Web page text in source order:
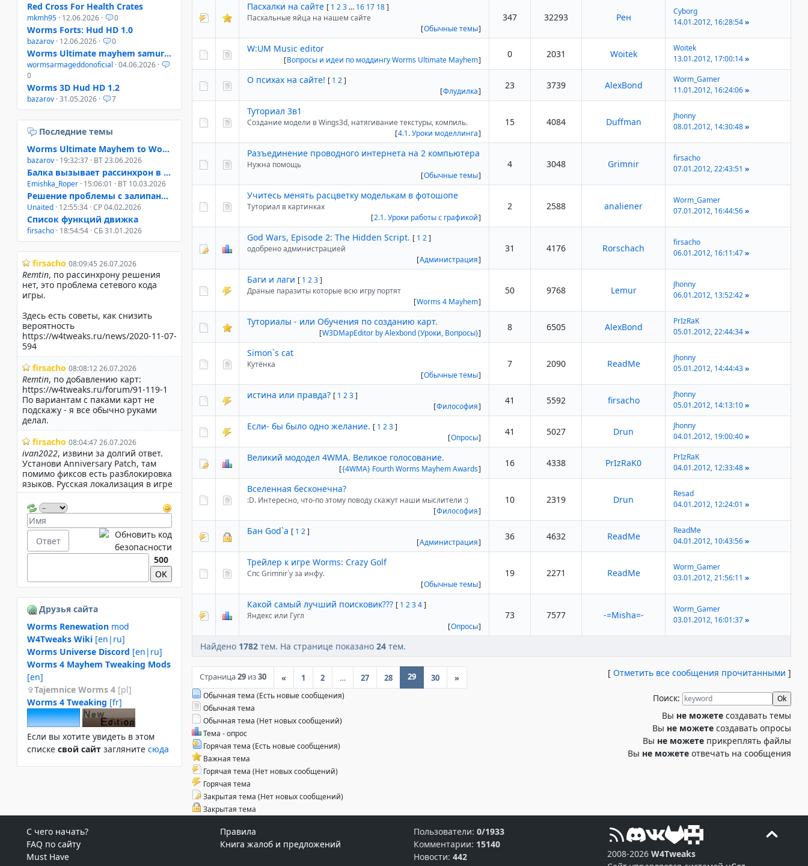
Пасхалки на сайте [ 1 23 … 16 17 18]
Пасхальные яйца на нашем сайте
[Обычные темы]
347 32293 Рен
Cyborg
14.01.2012, 16:28:54»
W:UM Music editor
[Вопросы и идеи по моддингу Worms Ultimate Mayhem]
0 2031 Woitek
Woitek
13.01.2012, 17:00:14»
О психах на сайте! [ 1 2]
[Флудилка]
23 3739 AlexBond
Worm_Gamer
11.01.2012, 16:24:06»
Туториал 3в1
Создание модели в Wings3d, натягивание текстуры, компиль.
[4.1. Уроки моделлинга]
15 4084 Duffman
Jhonny
08.01.2012, 14:30:48»
Разъединение проводного интернета на 2 компьютера
Нужна помощь
[Обычные темы]
4 3048 Grimnir
firsacho
07.01.2012, 22:43:51 »
Учитесь менять расцветку моделькам в фотошопе
Туториал в картинках
[2.1. Уроки работы с графикой]
2 2588 analiener
Worm_Gamer
07.01.2012, 16:44:56»
God Wars, Episode 2: The Hidden Script. [ 1 2]
одобрено администрацией
[Администрация]
31 4176 Rorschach
firsacho
06.01.2012, 16:11:47»
Баги и лаги [ 1 23]
Драные паразиты которые всю игру портят
[Worms 4 Mayhem]
50 9768 Lemur
Jhonny
06.01.2012, 13:52:42»
Туториалы - или Обучения по созданию карт.
[W3DMapEditor by Alexbond (Уроки, Вопросы)]
8 6505 AlexBond
PrIzRaK
05.01.2012, 22:44:34»
Simon`s cat
Кутёнка
[Обычные темы]
7 2090 ReadMe
Jhonny
05.01.2012, 14:44:43»
истина или правда? [ 1 23]
[Философия]
41 5592 firsacho
Jhonny
05.01.2012, 14:13:10»
Если- бы было одно желание. [ 1 23]
[Опросы]
41 5027 Drun
Jhonny
04.01.2012, 19:00:40»
Великий мододел 4WMA. Великое голосование.
[{4WMA} Fourth Worms Mayhem Awards]
16 4338 PrIzRaK0
PrIzRaK
04.01.2012, 12:33:48»
Вселенная бесконечна?
:D. Интересно, что-по этому поводу скажут наши мыслители :)
[Философия]
10 2319 Drun
Resad
04.01.2012, 12:24:01 »
Бан God`a [ 1 2]
[Администрация]
36 4632 ReadMe
ReadMe
04.01.2012, 10:43:56»
Трейлер к игре Worms: Crazy Golf
Спс Grimnir`у за инфу.
[Обычные темы]
19 2271 ReadMe
Worm_Gamer
03.01.2012, 21:56:11 »
Какой самый лучший поисковик??? [ 1 234]
Яндекс или Гугл
[Опросы]
73 7577 -=Misha=-
Worm_Gamer
03.01.2012, 16:01:37»
Найдено 1782 тем. На странице показано 24 тем.
Страница29 из30 « 1 2 … 27 28 29 30 » [ Отметить все сообщения прочитанными ]
Обычная тема (Есть новые сообщения)
Обычная тема
Обычная тема (Нет новых сообщений)
Тема - опрос
Горячая тема (Есть новые сообщения)
Важная тема
Горячая тема (Нет новых сообщений)
Горячая тема
Закрытая тема (Нет новых сообщений)
Закрытая тема
Поиск:
Вы не можете создавать темы
Вы не можете создавать опросы
Вы не можете прикреплять файлы
Вы не можете отвечать на сообщения
Red Cross For Health Crates
mkmh95 · 12.06.2026 · 0
Worms Forts: Hud HD 1.0
bazarov · 12.06.2026 · 0
Worms Ultimate mayhem samurai helmet
wormsarmageddonoficial · 04.06.2026 ·
0
Worms 3D Hud HD 1.2
bazarov · 31.05.2026 · 7
Последние темы
Worms Ultimate Mayhem to Worms 4 Mayhem
bazarov · 19:32:37 · ВТ 23.06.2026
Балка вызывает рассинхрон в онлайне W3D, W4M, WUM
Emishka_Roper · 15:06:01 · ВТ 10.03.2026
Решение проблемы с залипанием клавиш при свернутом окне
Unaited · 12:55:34 · СР 04.02.2026
Список функций движка
firsacho · 18:54:54 · СБ 31.01.2026
500
Друзья сайта
Worms Renewation mod
W4Tweaks Wiki [en|ru]
Worms Universe Discord [en|ru]
Worms 4 Mayhem Tweaking Mods
[en]
Tajemnice Worms 4 [pl]
Worms 4 Tweaking [fr]
Если вы хотите увидеть в этом
спиcке свой сайт загляните сюда
С чего начать?
FAQ по сайту
Must Have
Правила
Книга жалоб и предложений
Пользователи: 0/1933
Комментарии: 15140
Новости: 442
2008-2026 W4Tweaks